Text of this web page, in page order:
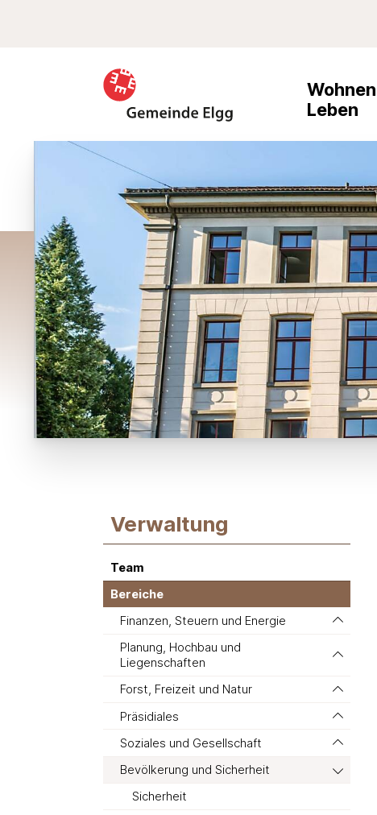
Leben
Subnavigation:
Verwaltung
Team
Bereiche
Finanzen, Steuern und Energie
Planung, Hochbau und
Liegenschaften
Forst, Freizeit und Natur
Präsidiales
Soziales und Gesellschaft
Bevölkerung und Sicherheit
Sicherheit